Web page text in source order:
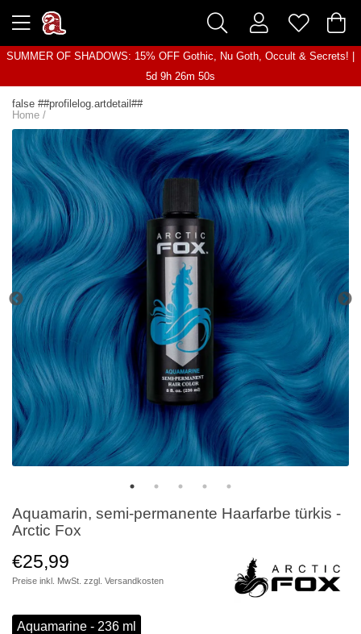
SUMMER OF SHADOWS: 15% OFF Gothic, Nu Goth, Occult & Secrets! |
5d 9h 26m 50s
false ##profilelog.artdetail##
Home /
Aquamarin, semi-permanente Haarfarbe türkis -
Arctic Fox
€25,99
Preise inkl. MwSt. zzgl. Versandkosten
Aquamarine - 236 ml